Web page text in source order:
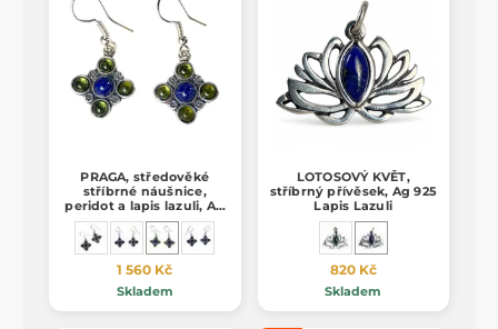
PRAGA, středověké
stříbrné náušnice,
peridot a lapis lazuli, Ag
925/1000
1 560 Kč
Skladem
LOTOSOVÝ KVĚT,
stříbrný přívěsek, Ag 925
Lapis Lazuli
820 Kč
Skladem